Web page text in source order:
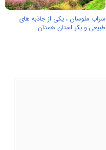
سراب ملوسان ، یکی از جاذبه های
طبیعی و بکر استان همدان